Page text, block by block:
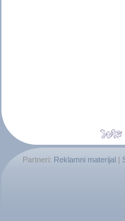
Partneri: Reklamni materijal |